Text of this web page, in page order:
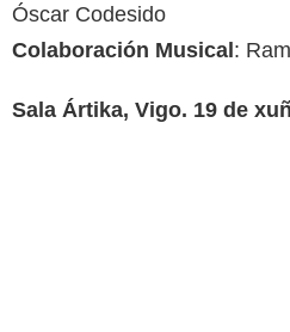
Óscar Codesido
Colaboración Musical:
Sala Ártika, Vigo. 19 de